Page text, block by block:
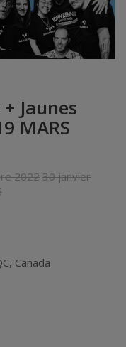
Jaunes
MARS
202230 janvier
, Canada